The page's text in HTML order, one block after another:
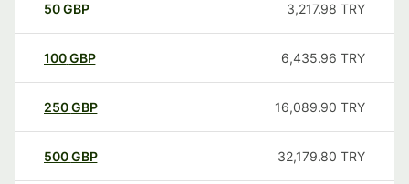
50GBP 3,217.98 TRY
100GBP 6,435.96 TRY
250GBP 16,089.90 TRY
500GBP 32,179.80 TRY